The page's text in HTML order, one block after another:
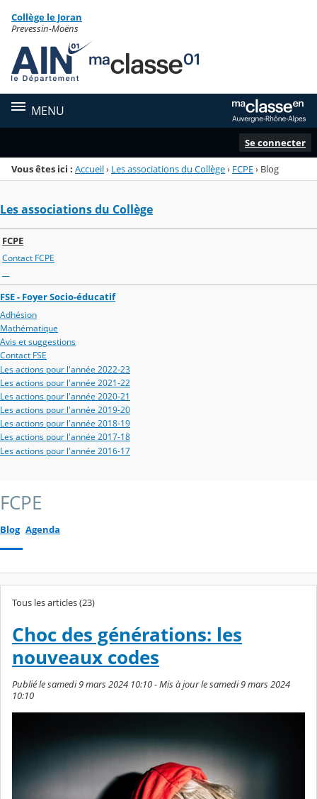
Menu de la rubrique
Contenu
Collège le Joran
Prevessin-Moëns
MENU
Se connecter
Vous êtes ici : Accueil› Les associations du Collège› FCPE› Blog
Les associations du Collège
FCPE
Contact FCPE
FSE - Foyer Socio-éducatif
Adhésion
Mathématique
Avis et suggestions
Contact FSE
Les actions pour l'année 2022-23
Les actions pour l'année 2021-22
Les actions pour l'année 2020-21
Les actions pour l'année 2019-20
Les actions pour l'année 2018-19
Les actions pour l'année 2017-18
Les actions pour l'année 2016-17
FCPE
Blog Agenda
Tous les articles (23)
Choc des générations: les
nouveaux codes
Publié le samedi 9 mars 2024 10:10 - Mis à jour le samedi 9 mars 2024
10:10